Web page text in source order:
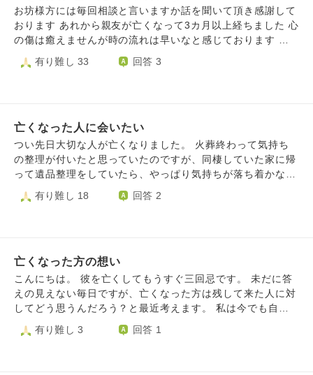
はおしゃべりだったおばあちゃんですが、まだ私はおばあち
ゃんのお仏壇やお墓の前でたくさんお話をしたいです。その
時おばあちゃんは私が誰だか分かってくれますか？そもそも
お坊様方には毎回相談と言いますか話を聞いて頂き感謝して
おります あれから親友が亡くなって3カ月以上経ちました 心
の傷は癒えませんが時の流れは早いなと感じております 親
友の家を通る度に未だに親友が生前乗っていた車が残されて
おり 携帯に電話すると親友が2階から何時ものように私の名
と出会えて幸せだったから本当に有難うと言ってます 緩和
ケアでは3日間面会出来てもまともに話せたのは１日だけで
した 親友には生前緩和ケアでの面会で姿が見えなくなって
も 俺の心の中では生き続けてるから永遠に死ぬことは無い
れないと寂しいものです 就寝時には音楽の曲で夢で逢えた
寝時や家の前を通る度に親友には感謝の言葉を 心の中で沢
山言っておりますがお坊様方は親友に対して 私の気持ちが
届いていると思いますか? 親友のお墓の場所は知りませんし
親友の親には 私自身良く思われていなくて交流が一切ない
有り難し 33 回答 3
亡くなった人に会いたい
つい先日大切な人が亡くなりました。 火葬終わって気持ち
の整理が付いたと思っていたのですが、同棲していた家に帰
って遺品整理をしていたら、やっぱり気持ちが落ち着かなく
て。 後悔しかなくて。俺が仕事休めば、一緒にいてあげた
ら、無理矢理にでも病院に連れて行けば、全部俺が悪いんだ
有り難し 18 回答 2
亡くなった方の想い
こんにちは。 彼を亡くしてもうすぐ三回忌です。 未だに答
えの見えない毎日ですが、亡くなった方は残して来た人に対
してどう思うんだろう？と最近考えます。 私は今でも自分
を責める方向でしか頭が動きません。ふと見たドラマの中
で、亡くなった人は残して来た人には幸せになって欲しい、
有り難し 3 回答 1